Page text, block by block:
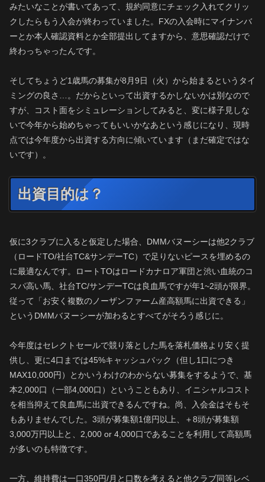
みたいなことが書いてあって、規約同意にチェック入れてクリッ
クしたらもう入会が終わっていました。FXの入会時にマイナンバ
ーとか本人確認資料とか全部提出してますから、意思確認だけで
終わっちゃったんです。
そしてちょうど1歳馬の募集が8月9日（火）から始まるというタイ
ミングの良さ…。だからといって出資するかしないかは別なので
すが、コスト面をシミュレーションしてみると、変に様子見しな
いで今年から始めちゃってもいいかなあという感じになり、現時
点では今年度から出資する方向に傾いています（まだ確定ではな
いです）。
出資目的は？
仮に3クラブに入ると仮定した場合、DMMバヌーシーは他2クラブ
（ロードTO/社台TC&サンデーTC）で足りないピースを埋めるの
に最適なんです。ロートTOはロードカナロア軍団と渋い血統のコ
スパ高い馬、社台TC/サンデーTCは良血馬ですが年1~2頭が限界。
従って「お安く複数のノーザンファーム産高額馬に出資できる」
というDMMバヌーシーが加わるとすべてがそろう感じに。
今年度はセレクトセールで競り落とした馬を落札価格より安く提
供し、更に4口までは45%キャッシュバック（但し1口につき
MAX10,000円）とかいうわけのわからない募集をするようで、基
本2,000口（一部4,000口）ということもあり、イニシャルコスト
を相当抑えて良血馬に出資できるんですね。尚、入会金はそもそ
もありませんでした。3頭が募集額1億円以上、＋8頭が募集額
3,000万円以上と、2,000 or 4,000口であることを利用して高額馬
が多いのも特徴です。
一方、維持費は一口350円/月と口数を考えると他クラブ同等レベ